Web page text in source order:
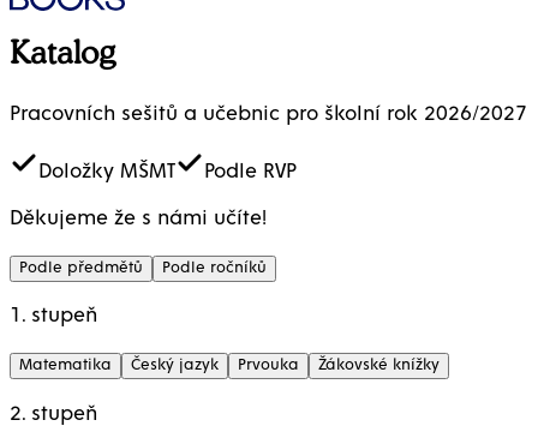
Katalog
Pracovních sešitů a učebnic pro školní rok 2026/2027
Doložky MŠMT Podle RVP
Děkujeme že s námi učíte!
Podle předmětů Podle ročníků
1. stupeň
Matematika Český jazyk Prvouka Žákovské knížky
2. stupeň